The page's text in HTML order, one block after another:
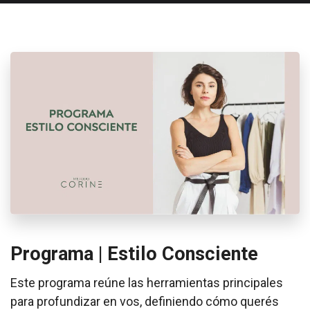
Programa | Estilo Consciente
Este programa reúne las herramientas principales
para profundizar en vos, definiendo cómo querés